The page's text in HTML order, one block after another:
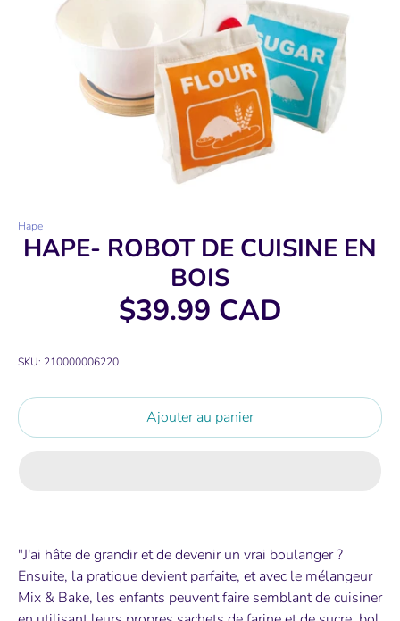
Hape
HAPE- ROBOT DE CUISINE EN
BOIS
$39.99 CAD
SKU: 210000006220
Ajouter au panier
"J'ai hâte de grandir et de devenir un vrai boulanger ?
Ensuite, la pratique devient parfaite, et avec le mélangeur
Mix & Bake, les enfants peuvent faire semblant de cuisiner